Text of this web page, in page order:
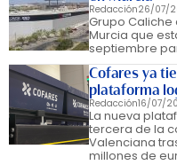
Redacción26/07/
Grupo
Murcia que
septiembre
Cofares ya
plataforma
Redacción16/07/
La nueva
tercera de la
Valenciana
millones de